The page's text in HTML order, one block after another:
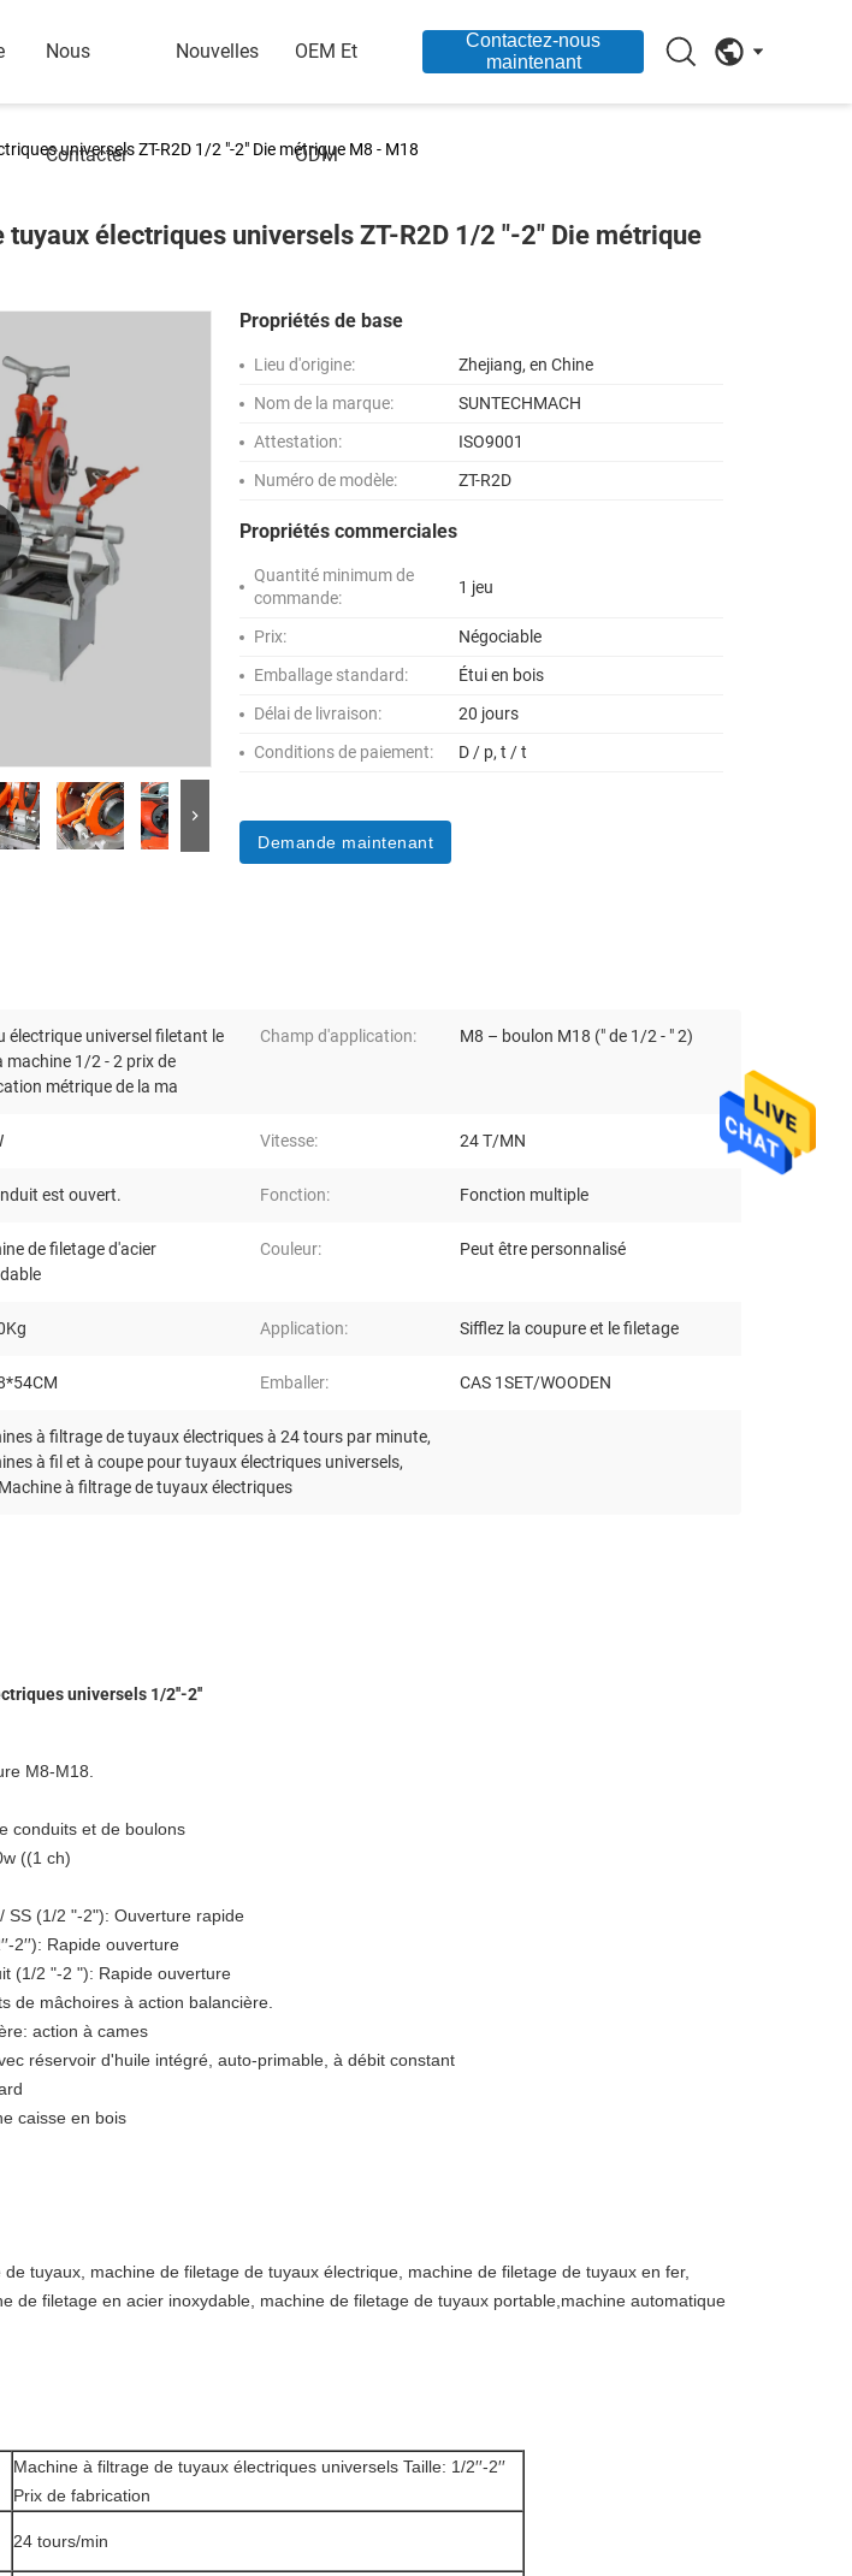
Nous
Contacter
Nouvelles OEM Et
ODM
Contactez-nous
maintenant
universels ZT-R2D 1/2 "-2" Die métrique M8 - M18
électriques universels ZT-R2D 1/2 "-2" Die métrique
Propriétés de base
Lieu d'origine:
Zhejiang, en Chine
Nom de la marque:
SUNTECHMACH
Attestation:
ISO9001
Numéro de modèle:
ZT-R2D
Propriétés commerciales
Quantité minimum de
commande:
1 jeu
Prix:
Négociable
Emballage standard:
Étui en bois
Délai de livraison:
20 jours
Conditions de paiement:
D / p, t / t
Demande maintenant
électrique universel filetant le
machine 1/2 - 2 prix de
métrique de la ma
Champ d'application: M8 – boulon M18 (″ de 1/2 - ″ 2)
Vitesse: 24 T/MN
est ouvert. Fonction: Fonction multiple
de filetage d'acier
Couleur: Peut être personnalisé
Application: Sifflez la coupure et le filetage
Emballer: CAS 1SET/WOODEN
à filtrage de tuyaux électriques à 24 tours par minute,
à fil et à coupe pour tuyaux électriques universels,
à filtrage de tuyaux électriques
universels 1/2''-2''
M8-M18.
conduits et de boulons
((1 ch)
SS (1/2 "-2"): Ouverture rapide
2′′): Rapide ouverture
(1/2 "-2 "): Rapide ouverture
de mâchoires à action balancière.
action à cames
réservoir d'huile intégré, auto-primable, à débit constant
caisse en bois
de tuyaux, machine de filetage de tuyaux électrique, machine de filetage de tuyaux en fer,
de filetage en acier inoxydable, machine de filetage de tuyaux portable,machine automatique
Machine à filtrage de tuyaux électriques universels Taille: 1/2′′-2′′
Prix de fabrication
24 tours/min